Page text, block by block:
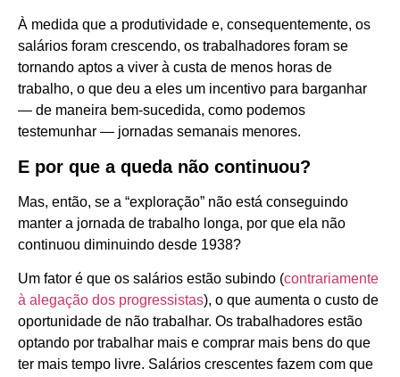
À medida que a produtividade e, consequentemente, os
salários foram crescendo, os trabalhadores foram se
tornando aptos a viver à custa de menos horas de
trabalho, o que deu a eles um incentivo para barganhar
— de maneira bem-sucedida, como podemos
testemunhar — jornadas semanais menores.
E por que a queda não continuou?
Mas, então, se a “exploração” não está conseguindo
manter a jornada de trabalho longa, por que ela não
continuou diminuindo desde 1938?
Um fator é que os salários estão subindo (contrariamente
à alegação dos progressistas), o que aumenta o custo de
oportunidade de não trabalhar. Os trabalhadores estão
optando por trabalhar mais e comprar mais bens do que
ter mais tempo livre. Salários crescentes fazem com que